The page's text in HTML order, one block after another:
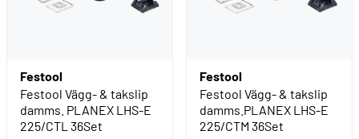
Festool
Festool Vägg- & takslip
damms. PLANEX LHS-E
225/CTL 36Set
Festool
Festool Vägg- & takslip
damms.PLANEX LHS-E
225/CTM 36Set